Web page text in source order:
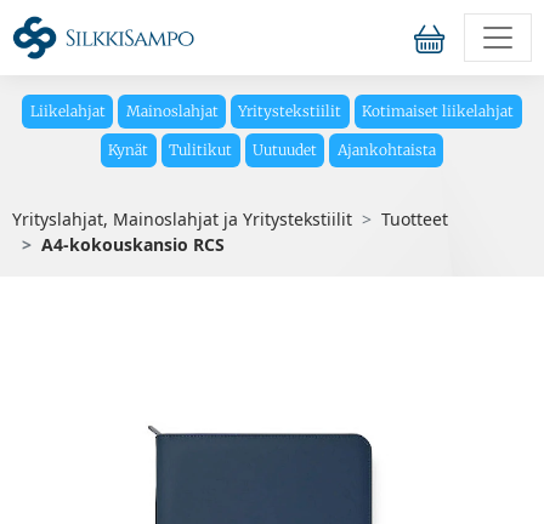
Liikelahjat Mainoslahjat Yritystekstiilit Kotimaiset liikelahjat
Kynät Tulitikut Uutuudet Ajankohtaista
Yrityslahjat, Mainoslahjat ja Yritystekstiilit
Tuotteet
A4-kokouskansio RCS